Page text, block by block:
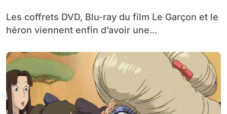
Les coffrets DVD, Blu-ray du film Le Garçon et le
héron viennent enfin d’avoir une...